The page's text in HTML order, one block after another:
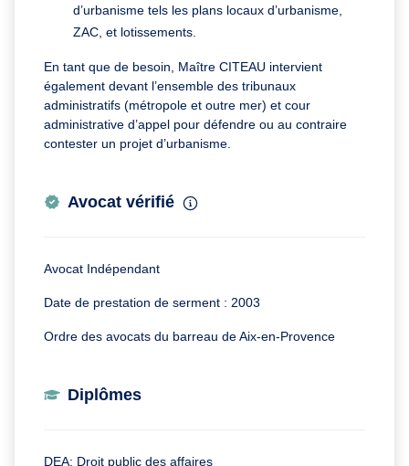
d’urbanisme tels les plans locaux d’urbanisme,
ZAC, et lotissements.
En tant que de besoin, Maître CITEAU intervient
également devant l’ensemble des tribunaux
administratifs (métropole et outre mer) et cour
administrative d’appel pour défendre ou au contraire
contester un projet d’urbanisme.
Avocat vérifié
Avocat Indépendant
Date de prestation de serment : 2003
Ordre des avocats du barreau de Aix-en-Provence
Diplômes
DEA: Droit public des affaires